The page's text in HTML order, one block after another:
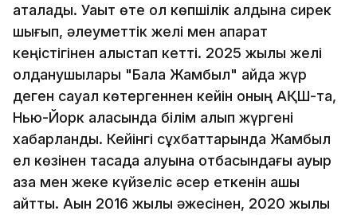
аталады. Уақыт өте ол көпшілік алдына сирек
шығып, әлеуметтік желі мен ақпарат
кеңістігінен алыстап кетті. 2025 жылы желі
қолданушылары "Бала Жамбыл" қайда жүр
деген сауал көтергеннен кейін оның АҚШ-та,
Нью-Йорк қаласында білім алып жүргені
хабарланды. Кейінгі сұхбаттарында Жамбыл
ел көзінен тасада қалуына отбасындағы ауыр
қаза мен жеке күйзеліс әсер еткенін ашық
айтты. Ақын 2016 жылы әжесінен, 2020 жылы